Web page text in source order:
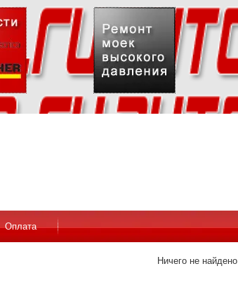
Оплата
Ничего не найдено